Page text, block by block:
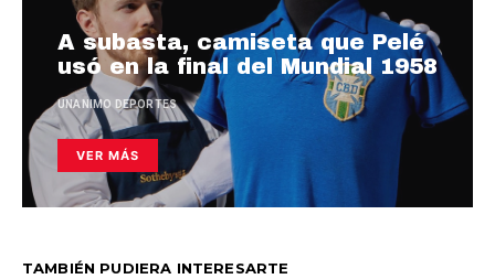
A subasta, camiseta que Pelé
usó en la final del Mundial 1958
UNANIMO DEPORTES
VER MÁS
TAMBIÉN PUDIERA INTERESARTE